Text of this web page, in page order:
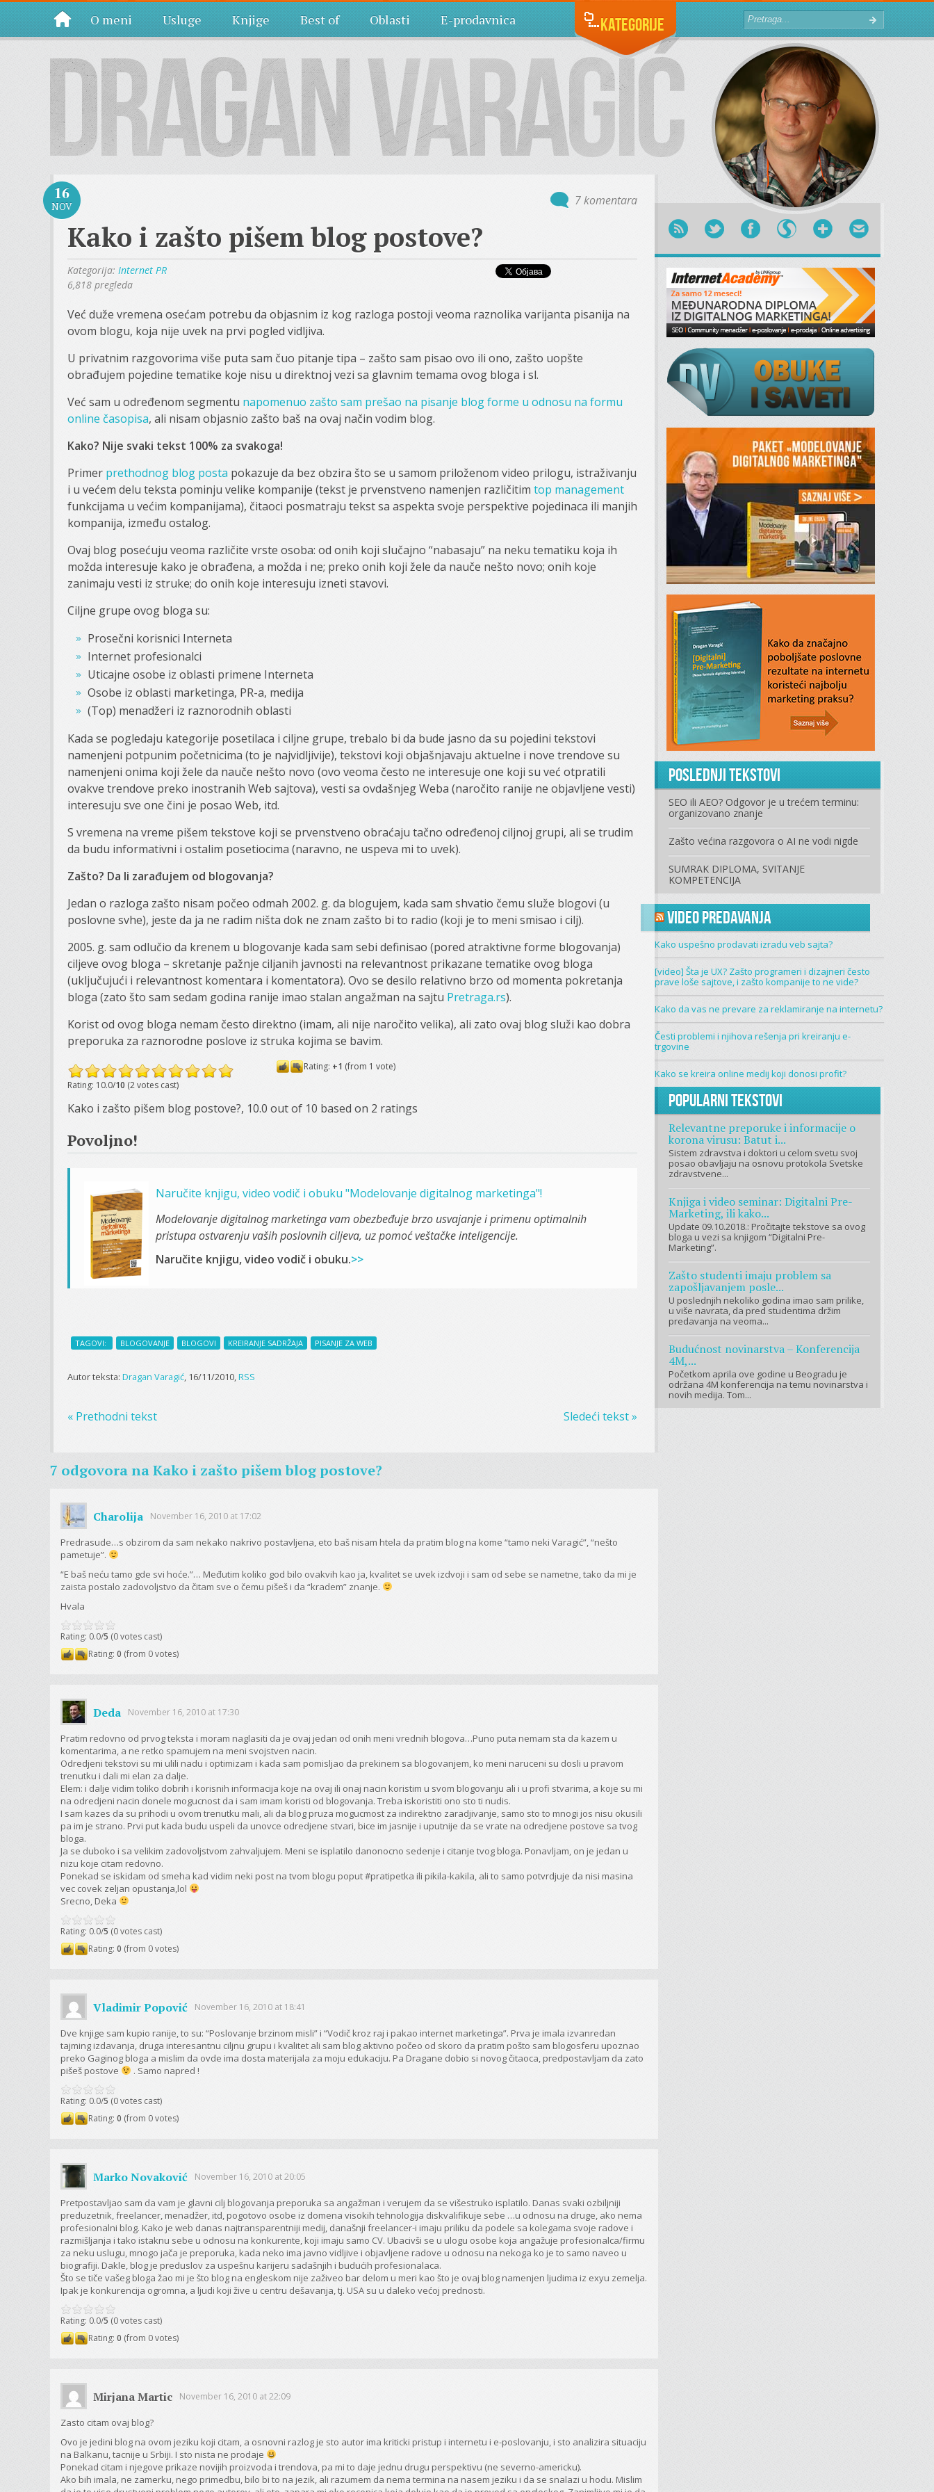
O meni Usluge Knjige Best of Oblasti E-prodavnica Kategorije
16
NOV 7 komentara
Kako i zašto pišem blog postove?
Kategorija: Internet PR
6,818 pregleda
Već duže vremena osećam potrebu da objasnim iz kog razloga postoji veoma raznolika varijanta pisanija na
ovom blogu, koja nije uvek na prvi pogled vidljiva.
U privatnim razgovorima više puta sam čuo pitanje tipa – zašto sam pisao ovo ili ono, zašto uopšte
obrađujem pojedine tematike koje nisu u direktnoj vezi sa glavnim temama ovog bloga i sl.
Već sam u određenom segmentu napomenuo zašto sam prešao na pisanje blog forme u odnosu na formu
online časopisa, ali nisam objasnio zašto baš na ovaj način vodim blog.
Kako? Nije svaki tekst 100% za svakoga!
Primer prethodnog blog posta pokazuje da bez obzira što se u samom priloženom video prilogu, istraživanju
i u većem delu teksta pominju velike kompanije (tekst je prvenstveno namenjen različitim top management
funkcijama u većim kompanijama), čitaoci posmatraju tekst sa aspekta svoje perspektive pojedinaca ili manjih
kompanija, između ostalog.
Ovaj blog posećuju veoma različite vrste osoba: od onih koji slučajno “nabasaju” na neku tematiku koja ih
možda interesuje kako je obrađena, a možda i ne; preko onih koji žele da nauče nešto novo; onih koje
zanimaju vesti iz struke; do onih koje interesuju izneti stavovi.
Ciljne grupe ovog bloga su:
Prosečni korisnici Interneta
Internet profesionalci
Uticajne osobe iz oblasti primene Interneta
Osobe iz oblasti marketinga, PR-a, medija
(Top) menadžeri iz raznorodnih oblasti
Kada se pogledaju kategorije posetilaca i ciljne grupe, trebalo bi da bude jasno da su pojedini tekstovi
namenjeni potpunim početnicima (to je najvidljivije), tekstovi koji objašnjavaju aktuelne i nove trendove su
namenjeni onima koji žele da nauče nešto novo (ovo veoma često ne interesuje one koji su već otpratili
ovakve trendove preko inostranih Web sajtova), vesti sa ovdašnjeg Weba (naročito ranije ne objavljene vesti)
interesuju sve one čini je posao Web, itd.
S vremena na vreme pišem tekstove koji se prvenstveno obraćaju tačno određenoj ciljnoj grupi, ali se trudim
da budu informativni i ostalim posetiocima (naravno, ne uspeva mi to uvek).
Zašto? Da li zarađujem od blogovanja?
Jedan o razloga zašto nisam počeo odmah 2002. g. da blogujem, kada sam shvatio čemu služe blogovi (u
poslovne svhe), jeste da ja ne radim ništa dok ne znam zašto bi to radio (koji je to meni smisao i cilj).
2005. g. sam odlučio da krenem u blogovanje kada sam sebi definisao (pored atraktivne forme blogovanja)
ciljeve ovog bloga – skretanje pažnje ciljanih javnosti na relevantnost prikazane tematike ovog bloga
(uključujući i relevantnost komentara i komentatora). Ovo se desilo relativno brzo od momenta pokretanja
bloga (zato što sam sedam godina ranije imao stalan angažman na sajtu Pretraga.rs).
Korist od ovog bloga nemam često direktno (imam, ali nije naročito velika), ali zato ovaj blog služi kao dobra
preporuka za raznorodne poslove iz struka kojima se bavim.
Rating: 10.0/10 (2 votes cast)
Rating: +1 (from 1 vote)
Kako i zašto pišem blog postove?, 10.0 out of 10 based on 2 ratings
Povoljno!
Naručite knjigu, video vodič i obuku "Modelovanje digitalnog marketinga"!
Modelovanje digitalnog marketinga vam obezbeđuje brzo usvajanje i primenu optimalnih
pristupa ostvarenju vaših poslovnih ciljeva, uz pomoć veštačke inteligencije.
Naručite knjigu, video vodič i obuku.>>
TAGOVI: BLOGOVANJE BLOGOVI KREIRANJE SADRŽAJA PISANJE ZA WEB
Autor teksta: Dragan Varagić, 16/11/2010,RSS
« Prethodni tekst Sledeći tekst »
7 odgovora naKako i zašto pišem blog postove?
Charolija November 16, 2010 at 17:02
Predrasude…s obzirom da sam nekako nakrivo postavljena, eto baš nisam htela da pratim blog na kome “tamo neki Varagić”, “nešto
pametuje”.
“E baš neću tamo gde svi hoće.”… Međutim koliko god bilo ovakvih kao ja, kvalitet se uvek izdvoji i sam od sebe se nametne, tako da mi je
zaista postalo zadovoljstvo da čitam sve o čemu pišeš i da “kradem” znanje.
Hvala
Rating: 0.0/5 (0 votes cast)
Rating: 0 (from 0 votes)
Deda November 16, 2010 at 17:30
Pratim redovno od prvog teksta i moram naglasiti da je ovaj jedan od onih meni vrednih blogova…Puno puta nemam sta da kazem u
komentarima, a ne retko spamujem na meni svojstven nacin.
Odredjeni tekstovi su mi ulili nadu i optimizam i kada sam pomisljao da prekinem sa blogovanjem, ko meni naruceni su dosli u pravom
trenutku i dali mi elan za dalje.
Elem: i dalje vidim toliko dobrih i korisnih informacija koje na ovaj ili onaj nacin koristim u svom blogovanju ali i u profi stvarima, a koje su mi
na odredjeni nacin donele mogucnost da i sam imam koristi od blogovanja. Treba iskoristiti ono sto ti nudis.
I sam kazes da su prihodi u ovom trenutku mali, ali da blog pruza mogucmost za indirektno zaradjivanje, samo sto to mnogi jos nisu okusili
pa im je strano. Prvi put kada budu uspeli da unovce odredjene stvari, bice im jasnije i uputnije da se vrate na odredjene postove sa tvog
bloga.
Ja se duboko i sa velikim zadovoljstvom zahvaljujem. Meni se isplatilo danonocno sedenje i citanje tvog bloga. Ponavljam, on je jedan u
nizu koje citam redovno.
Ponekad se iskidam od smeha kad vidim neki post na tvom blogu poput #pratipetka ili pikila-kakila, ali to samo potvrdjuje da nisi masina
vec covek zeljan opustanja,lol
Srecno, Deka
Rating: 0.0/5 (0 votes cast)
Rating: 0 (from 0 votes)
Vladimir Popović November 16, 2010 at 18:41
Dve knjige sam kupio ranije, to su: “Poslovanje brzinom misli” i “Vodič kroz raj i pakao internet marketinga”. Prva je imala izvanredan
tajming izdavanja, druga interesantnu ciljnu grupu i kvalitet ali sam blog aktivno počeo od skoro da pratim pošto sam blogosferu upoznao
preko Gaginog bloga a mislim da ovde ima dosta materijala za moju edukaciju. Pa Dragane dobio si novog čitaoca, predpostavljam da zato
pišeš postove
. Samo napred !
Rating: 0.0/5 (0 votes cast)
Rating: 0 (from 0 votes)
Marko Novaković November 16, 2010 at 20:05
Pretpostavljao sam da vam je glavni cilj blogovanja preporuka sa angažman i verujem da se višestruko isplatilo. Danas svaki ozbiljniji
preduzetnik, freelancer, menadžer, itd, pogotovo osobe iz domena visokih tehnologija diskvalifikuje sebe …u odnosu na druge, ako nema
profesionalni blog. Kako je web danas najtransparentniji medij, današnji freelancer-i imaju priliku da podele sa kolegama svoje radove i
razmišljanja i tako istaknu sebe u odnosu na konkurente, koji imaju samo CV. Ubacivši se u ulogu osobe koja angažuje profesionalca/firmu
za neku uslugu, mnogo jača je preporuka, kada neko ima javno vidljive i objavljene radove u odnosu na nekoga ko je to samo naveo u
biografiji. Dakle, blog je preduslov za uspešnu karijeru sadašnjih i budućih profesionalaca.
Što se tiče vašeg bloga žao mi je što blog na engleskom nije zaživeo bar delom u meri kao što je ovaj blog namenjen ljudima iz exyu zemelja.
Ipak je konkurencija ogromna, a ljudi koji žive u centru dešavanja, tj. USA su u daleko većoj prednosti.
Rating: 0.0/5 (0 votes cast)
Rating: 0 (from 0 votes)
Mirjana Martic November 16, 2010 at 22:09
Zasto citam ovaj blog?
Ovo je jedini blog na ovom jeziku koji citam, a osnovni razlog je sto autor ima kriticki pristup i internetu i e-poslovanju, i sto analizira situaciju
na Balkanu, tacnije u Srbiji. I sto nista ne prodaje
Ponekad citam i njegove prikaze novijih proizvoda i trendova, pa mi to daje jednu drugu perspektivu (ne severno-americku).
Ako bih imala, ne zamerku, nego primedbu, bilo bi to na jezik, ali razumem da nema termina na nasem jeziku i da se snalazi u hodu. Mislim
Poslednji tekstovi
SEO ili AEO? Odgovor je u trećem terminu:
organizovano znanje
Zašto većina razgovora o AI ne vodi nigde
SUMRAK DIPLOMA, SVITANJE
KOMPETENCIJA
Video predavanja
Kako uspešno prodavati izradu veb sajta?
[video] Šta je UX? Zašto programeri i dizajneri često
prave loše sajtove, i zašto kompanije to ne vide?
Kako da vas ne prevare za reklamiranje na internetu?
Česti problemi i njihova rešenja pri kreiranju e-
trgovine
Kako se kreira online medij koji donosi profit?
Popularni tekstovi
Relevantne preporuke i informacije o
korona virusu: Batut i...
Sistem zdravstva i doktori u celom svetu svoj
posao obavljaju na osnovu protokola Svetske
zdravstvene...
Knjiga i video seminar: Digitalni Pre-
Marketing, ili kako...
Update 09.10.2018.: Pročitajte tekstove sa ovog
bloga u vezi sa knjigom “Digitalni Pre-
Marketing”.
Zašto studenti imaju problem sa
zapošljavanjem posle...
U poslednjih nekoliko godina imao sam prilike,
u više navrata, da pred studentima držim
predavanja na veoma...
Budućnost novinarstva – Konferencija
4M,...
Početkom aprila ove godine u Beogradu je
održana 4M konferencija na temu novinarstva i
novih medija. Tom...